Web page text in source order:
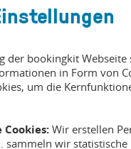
das
Alle
der bookingkit
in Form von
um die
Cookies: Wir erstellen
sammeln wir